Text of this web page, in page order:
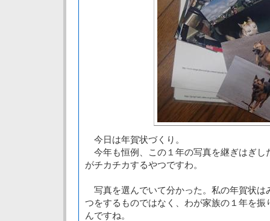
今日は年賀状づくり。
今年も恒例、この１年の写真を継ぎはぎし
がチカチカするやつですわ。
写真を選んでいて分かった。私の年賀状は
つをするものではなく、わが家族の１年を振
んですね。